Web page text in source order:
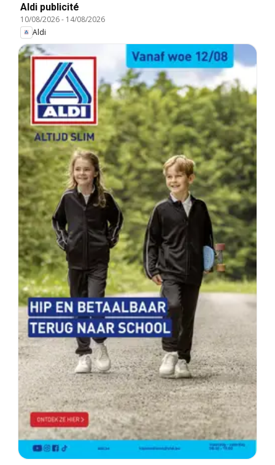
Aldi publicité
10/08/2026- 14/08/2026
Aldi